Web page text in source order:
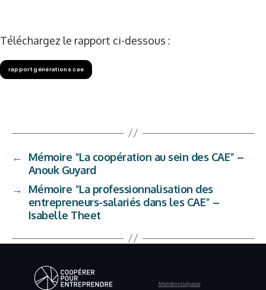
Téléchargez le rapport ci-dessous :
rapport générations cae
←
Mémoire “La coopération au sein des CAE” –
Anouk Guyard
→
Mémoire “La professionnalisation des
entrepreneurs-salariés dans les CAE” –
Isabelle Theet
Mentions légales